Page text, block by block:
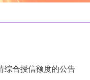
综合授信额度的公告